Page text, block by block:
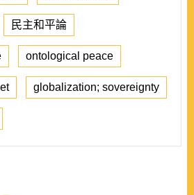
民主和平論
ontological peace
globalization; sovereignty